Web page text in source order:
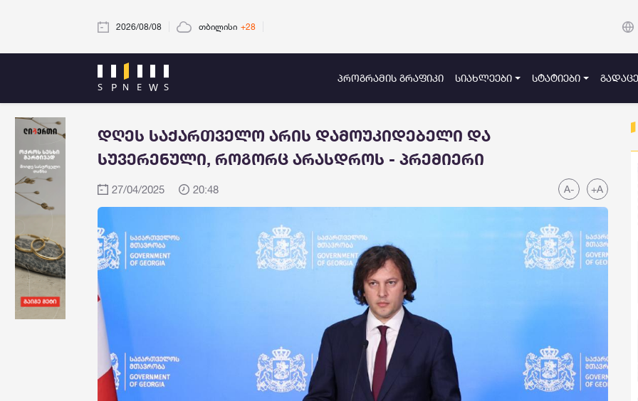
2026/08/08 თბილისი +28
ᲞᲠᲝᲒᲠᲐᲛᲘᲡ ᲒᲠᲐᲤᲘᲙᲘ ᲡᲘᲐᲮᲚᲔᲔᲑᲘ ᲡᲢᲐᲢᲘᲔᲑᲘ
დღეს საქართველო არის დამოუკიდებელი და
სუვერენული, როგორც არასდროს - პრემიერი
27/04/2025 20:48 A- +A